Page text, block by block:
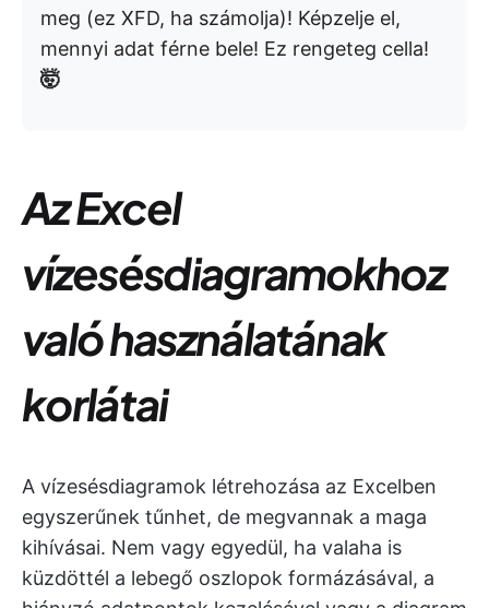
meg (ez XFD, ha számolja)! Képzelje el,
mennyi adat férne bele! Ez rengeteg cella!
🤯
Az Excel
vízesésdiagramokhoz
való használatának
korlátai
A vízesésdiagramok létrehozása az Excelben
egyszerűnek tűnhet, de megvannak a maga
kihívásai. Nem vagy egyedül, ha valaha is
küzdöttél a lebegő oszlopok formázásával, a